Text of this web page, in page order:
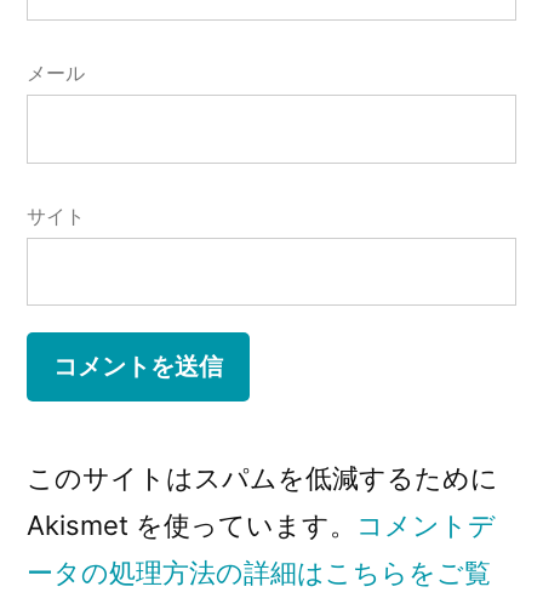
メール
サイト
このサイトはスパムを低減するために
Akismet を使っています。
コメントデ
ータの処理方法の詳細はこちらをご覧